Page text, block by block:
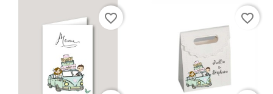
favorite_border favorite_border